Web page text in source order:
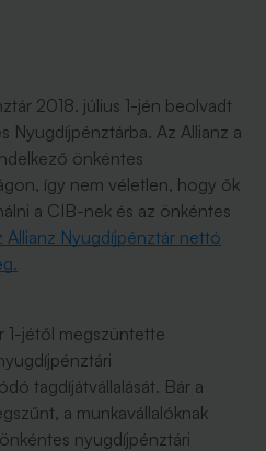
2018. július 1-jén beolvadt
Nyugdíjpénztárba. Az Allianz a
önkéntes
így nem véletlen, hogy ők
a CIB-nek és az önkéntes
Allianz Nyugdíjpénztár nettó
1-jétől megszüntette
tagdíjátvállalását. Bár a
a munkavállalóknak
nyugdíjpénztári